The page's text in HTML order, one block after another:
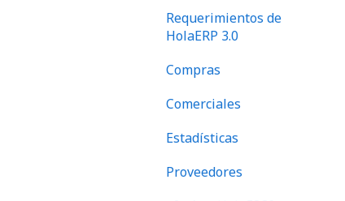
Requerimientos de
HolaERP 3.0
Compras
Comerciales
Estadísticas
Proveedores